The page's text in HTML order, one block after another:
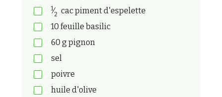
1⁄2 cacpiment d'espelette
10 feuille basilic
60 g pignon
sel
poivre
huile d'olive